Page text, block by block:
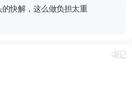
快解，这么做负担太重
462